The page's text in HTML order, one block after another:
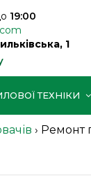
19:00
1
ТЕХНІКИ
› Ремонт